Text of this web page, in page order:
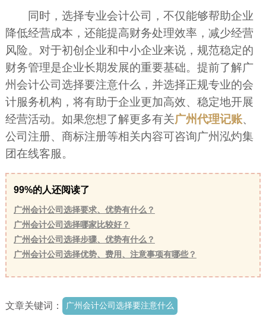
同时，选择专业会计公司，不仅能够帮助企业
降低经营成本，还能提高财务处理效率，减少经营
风险。对于初创企业和中小企业来说，规范稳定的
财务管理是企业长期发展的重要基础。提前了解广
州会计公司选择要注意什么，并选择正规专业的会
计服务机构，将有助于企业更加高效、稳定地开展
经营活动。如果您想了解更多有关广州代理记账、
公司注册、商标注册等相关内容可咨询广州泓灼集
团在线客服。
99%的人还阅读了
广州会计公司选择要求、优势有什么？
广州会计公司选择哪家比较好？
广州会计公司选择步骤、优势有什么？
广州会计公司选择优势、费用、注意事项有哪些？
文章关键词： 广州会计公司选择要注意什么